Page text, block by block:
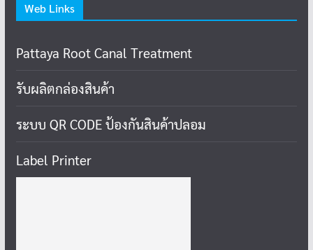
Web Links
Pattaya Root Canal Treatment
รับผลิตกล่องสินค้า
ระบบ QR CODE ป้องกันสินค้าปลอม
Label Printer